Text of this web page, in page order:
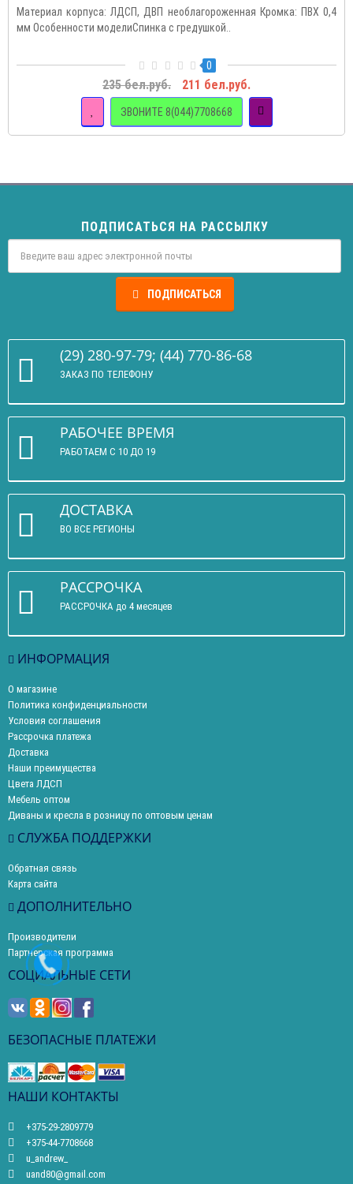
Материал корпуса: ЛДСП, ДВП необлагороженная Кромка: ПВХ 0,4
мм Особенности моделиСпинка с гредушкой..
0
235 бел.руб. 211 бел.руб.
ЗВОНИТЕ 8(044)7708668
ПОДПИСАТЬСЯ НА РАССЫЛКУ
ПОДПИСАТЬСЯ
(29) 280-97-79; (44) 770-86-68
ЗАКАЗ ПО ТЕЛЕФОНУ
РАБОЧЕЕ ВРЕМЯ
РАБОТАЕМ С 10 ДО 19
ДОСТАВКА
ВО ВСЕ РЕГИОНЫ
РАССРОЧКА
РАССРОЧКА до 4 месяцев
ИНФОРМАЦИЯ
О магазине
Политика конфиденциальности
Условия соглашения
Рассрочка платежа
Доставка
Наши преимущества
Цвета ЛДСП
Мебель оптом
Диваны и кресла в розницу по оптовым ценам
СЛУЖБА ПОДДЕРЖКИ
Обратная связь
Карта сайта
ДОПОЛНИТЕЛЬНО
Производители
Партнерская программа
СОЦИАЛЬНЫЕ СЕТИ
БЕЗОПАСНЫЕ ПЛАТЕЖИ
НАШИ КОНТАКТЫ
+375-29-2809779
+375-44-7708668
u_andrew_
uand80@gmail.com